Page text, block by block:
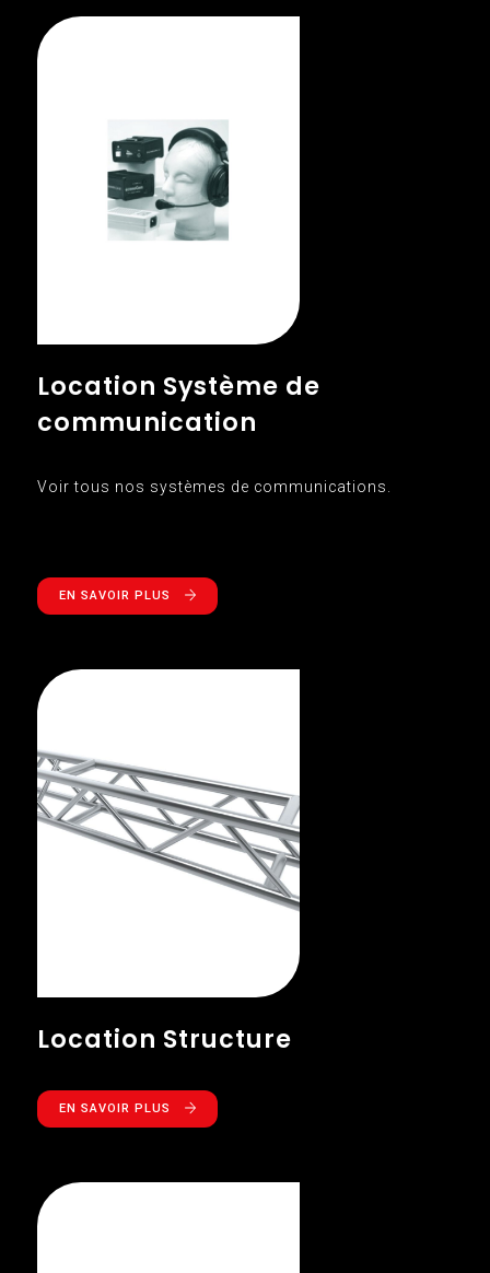
Location Système de
communication
Voir tous nos systèmes de communications.
EN SAVOIR PLUS
Location Structure
EN SAVOIR PLUS